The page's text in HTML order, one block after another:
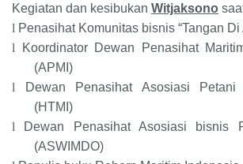
Kegiatan dan kesibukan Witjaksono
l Penasihat Komunitas bisnis “Tangan Di
l
Koordinator Dewan Penasihat
(APMI)
l
Dewan Penasihat Asosiasi Petani
(HTMI)
l Dewan Penasihat Asosiasi bisnis
(ASWIMDO)